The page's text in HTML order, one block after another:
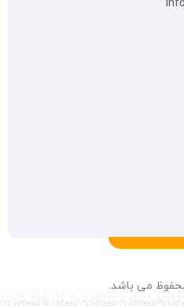
می باشد.